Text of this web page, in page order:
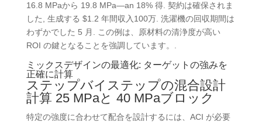
16.8 MPaから 19.8 MPa—an 18% 得. 契約は確保されま
した, 生成する $1.2 年間収入100万. 洗濯機の回収期間は
わずかでした 5 月. この例は、原材料の清浄度が高い
ROI の鍵となることを強調しています。.
ミックスデザインの最適化: ターゲットの強みを
正確に計算
ステップバイステップの混合設計
計算 25 MPaと 40 MPaブロック
特定の強度に合わせて配合を設計するには、ACI が必要